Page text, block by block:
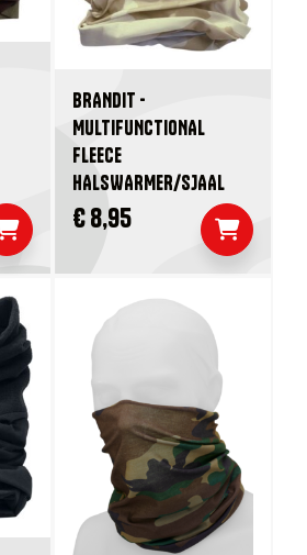
BRANDIT -
MULTIFUNCTIONAL
FLEECE
HALSWARMER/SJAAL
€ 8,95